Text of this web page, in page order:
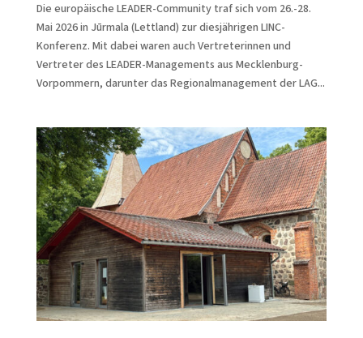
Die europäische LEADER-Community traf sich vom 26.-28.
Mai 2026 in Jūrmala (Lettland) zur diesjährigen LINC-
Konferenz. Mit dabei waren auch Vertreterinnen und
Vertreter des LEADER-Managements aus Mecklenburg-
Vorpommern, darunter das Regionalmanagement der LAG...